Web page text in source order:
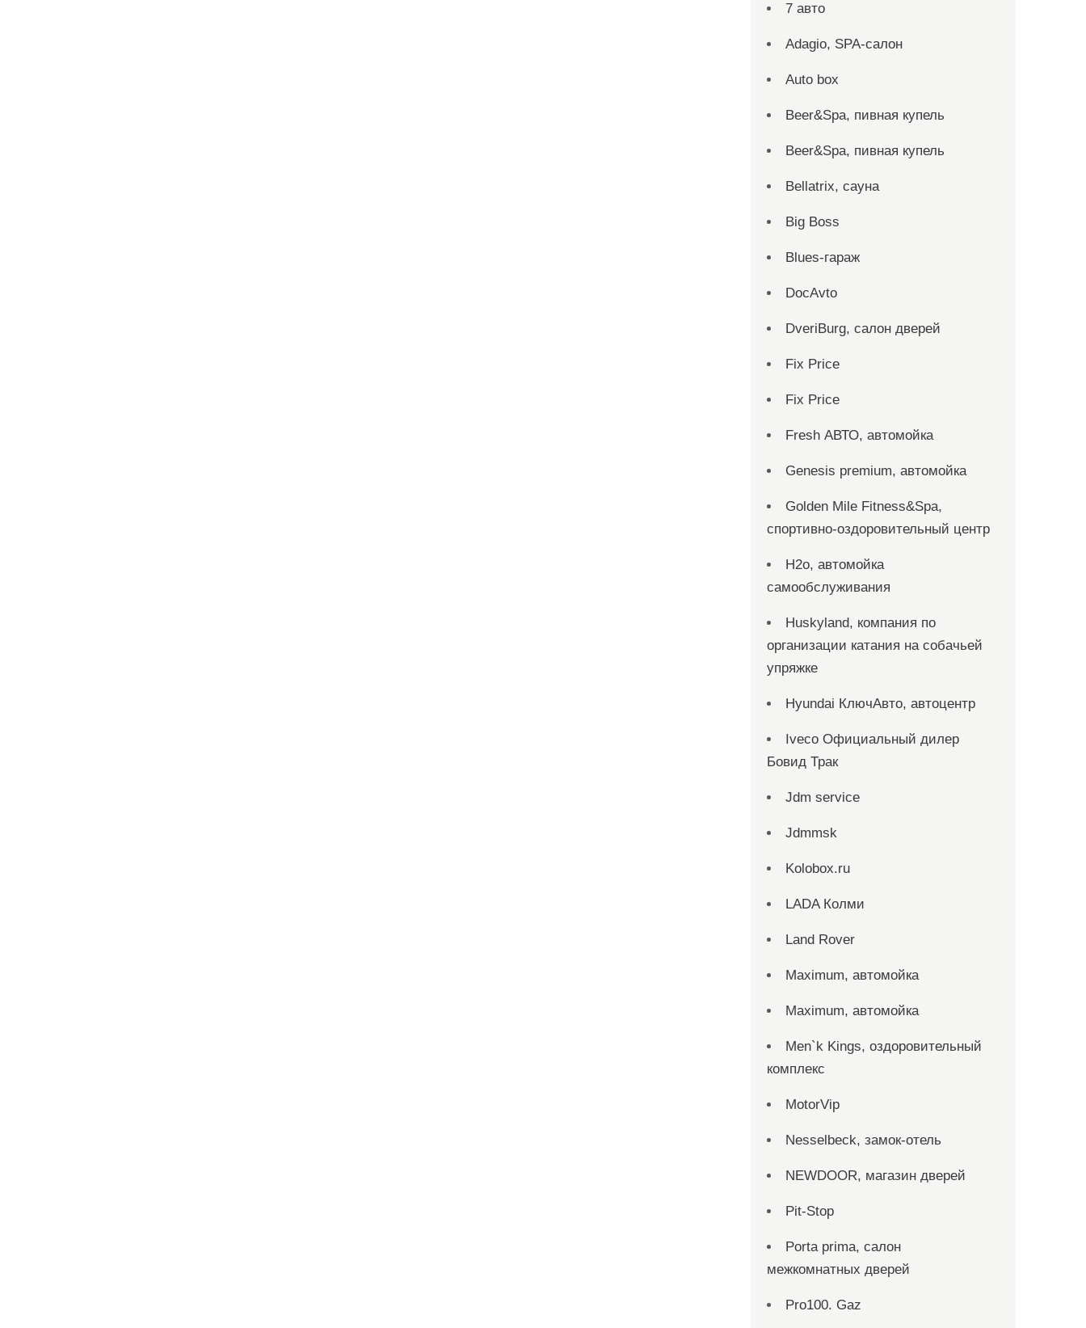
7 авто
Adagio, SPA-салон
Auto box
Beer&Spa, пивная купель
Beer&Spa, пивная купель
Bellatrix, сауна
Big Boss
Blues-гараж
DocAvto
DveriBurg, салон дверей
Fix Price
Fix Price
Fresh АВТО, автомойка
Genesis premium, автомойка
Golden Mile Fitness&Spa,
спортивно-оздоровительный центр
H2o, автомойка
самообслуживания
Huskyland, компания по
организации катания на собачьей
упряжке
Hyundai КлючАвто, автоцентр
Iveco Официальный дилер
Бовид Трак
Jdm service
Jdmmsk
Kolobox.ru
LADA Колми
Land Rover
Maximum, автомойка
Maximum, автомойка
Men`k Kings, оздоровительный
комплекс
MotorVip
Nesselbeck, замок-отель
NEWDOOR, магазин дверей
Pit-Stop
Porta prima, салон
межкомнатных дверей
Pro100. Gaz